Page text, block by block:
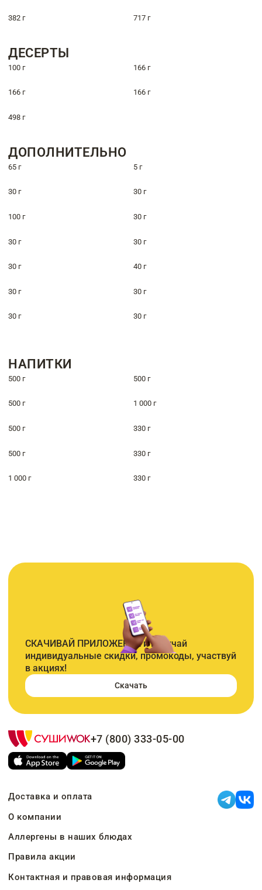
382 г 717 г
ДЕСЕРТЫ
100 г 166 г
166 г 166 г
498 г
ДОПОЛНИТЕЛЬНО
65 г 5 г
30 г 30 г
100 г 30 г
30 г 30 г
30 г 40 г
30 г 30 г
30 г 30 г
НАПИТКИ
500 г 500 г
500 г 1 000 г
500 г 330 г
500 г 330 г
1 000 г 330 г
СКАЧИВАЙ ПРИЛОЖЕНИЕ и получай
индивидуальные скидки, промокоды, участвуй
в акциях!
Скачать
+7 (800) 333-05-00
Доставка и оплата
О компании
Аллергены в наших блюдах
Правила акции
Контактная и правовая информация